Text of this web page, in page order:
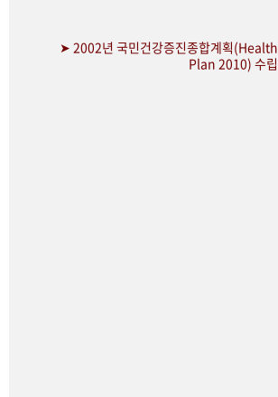
➤ 2002년 국민건강증진종합계획(Health
Plan 2010) 수립